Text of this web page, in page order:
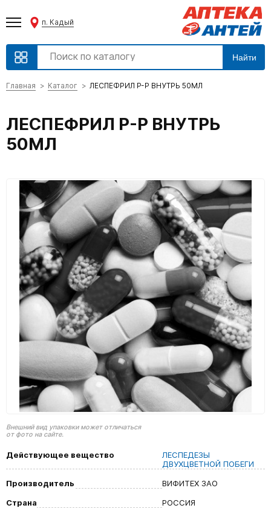
п. Кадый
Найти
Главная Каталог ЛЕСПЕФРИЛ Р-Р ВНУТРЬ 50МЛ
ЛЕСПЕФРИЛ Р-Р ВНУТРЬ
50МЛ
Внешний вид упаковки может отличаться
от фото на сайте.
Действующее вещество
ЛЕСПЕДЕЗЫ
ДВУХЦВЕТНОЙ ПОБЕГИ
Производитель
ВИФИТЕХ ЗАО
Страна
РОССИЯ